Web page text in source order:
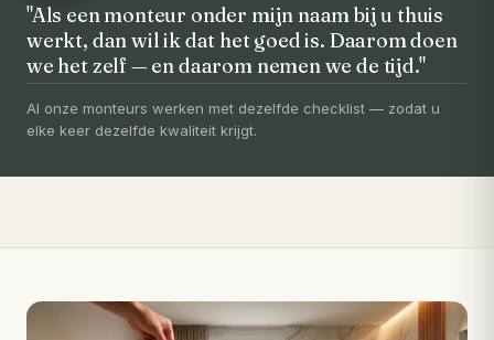
"Als een monteur onder mijn naam bij u thuis
werkt, dan wil ik dat het goed is. Daarom doen
we het zelf — en daarom nemen we de tijd."
Al onze monteurs werken met dezelfde checklist — zodat u
elke keer dezelfde kwaliteit krijgt.
VOORHEEN → NA
Uw badkamer, volledig vernieuwd in
3-5 dagen
levertijd van slechts 4 weken.